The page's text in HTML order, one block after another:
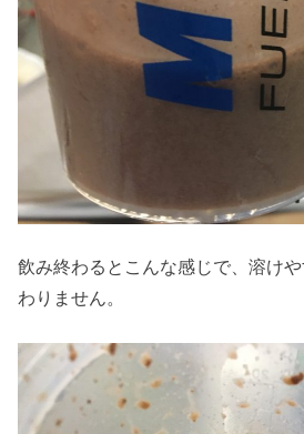
飲み終わるとこんな感じで、溶け
わりません。